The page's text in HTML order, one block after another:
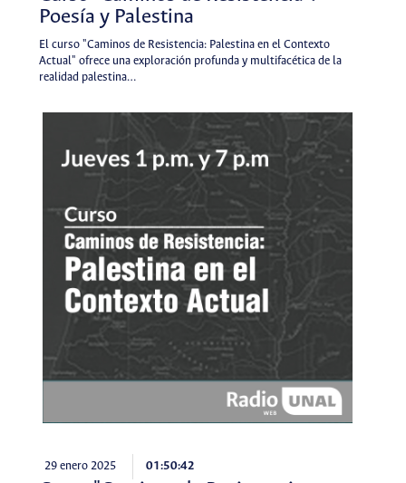
Poesía y Palestina
El curso "Caminos de Resistencia: Palestina en el Contexto
Actual" ofrece una exploración profunda y multifacética de la
realidad palestina…
29 enero 2025 01:50:42